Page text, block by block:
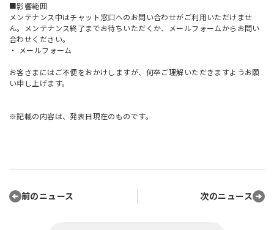
■影響範囲
メンテナンス中はチャット窓口へのお問い合わせがご利用いただけませ
ん。メンテナンス終了までお待ちいただくか、メールフォームからお問い
合わせください。
・
メールフォーム
お客さまにはご不便をおかけしますが、何卒ご理解いただきますようお願
い申し上げます。
※記載の内容は、発表日現在のものです。
前のニュース 次のニュース